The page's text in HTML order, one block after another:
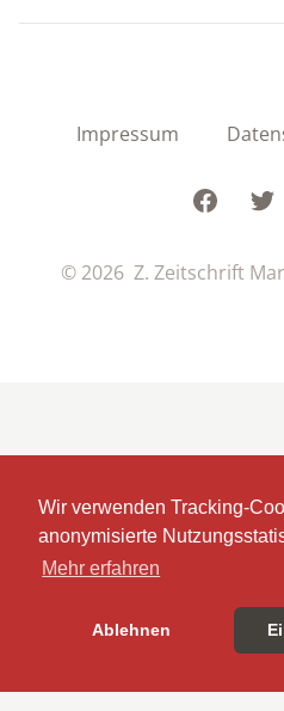
Wir verwenden Tracking-
anonymisierte
Mehr erfahren
Ablehnen
Impressum
Facebook
© 2026 Z. Zeitschrift